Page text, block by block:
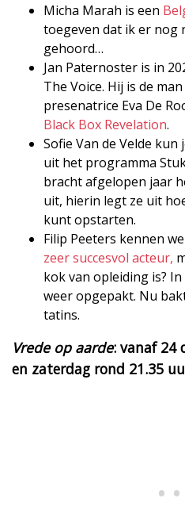
Micha Marah is een
toegeven dat ik er nog
gehoord…
Jan Paternoster is in
The Voice. Hij is de
presenatrice Eva De
Black Box Revelation.
Sofie Van de Velde
uit het programma
bracht afgelopen jaar
uit, hierin legt ze uit
kunt opstarten.
Filip Peeters kennen
zeer succesvol acteur,
kok van opleiding is?
weer opgepakt. Nu
tatins.
Vrede op aarde: vanaf 24
en zaterdag rond 21.35